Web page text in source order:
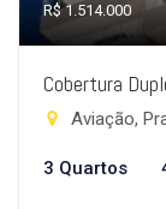
R$ 1.514.000
Cobertura
Aviação,
3 Quartos